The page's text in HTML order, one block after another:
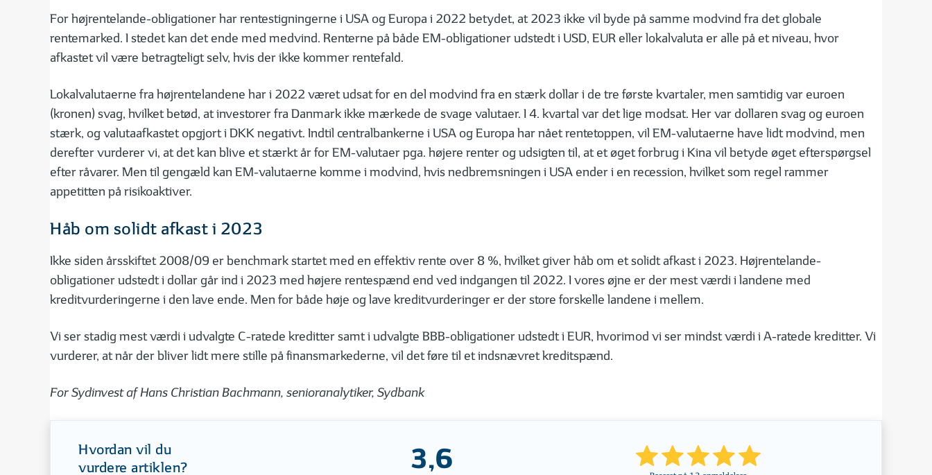
For højrentelande-obligationer har rentestigningerne i USA og Europa i 2022 betydet, at 2023 ikke vil byde på samme modvind fra det globale
rentemarked. I stedet kan det ende med medvind. Renterne på både EM-obligationer udstedt i USD, EUR eller lokalvaluta er alle på et niveau, hvor
afkastet vil være betragteligt selv, hvis der ikke kommer rentefald.
Lokalvalutaerne fra højrentelandene har i 2022 været udsat for en del modvind fra en stærk dollar i de tre første kvartaler, men samtidig var euroen
(kronen) svag, hvilket betød, at investorer fra Danmark ikke mærkede de svage valutaer. I 4. kvartal var det lige modsat. Her var dollaren svag og euroen
stærk, og valutaafkastet opgjort i DKK negativt. Indtil centralbankerne i USA og Europa har nået rentetoppen, vil EM-valutaerne have lidt modvind, men
derefter vurderer vi, at det kan blive et stærkt år for EM-valutaer pga. højere renter og udsigten til, at et øget forbrug i Kina vil betyde øget efterspørgsel
efter råvarer. Men til gengæld kan EM-valutaerne komme i modvind, hvis nedbremsningen i USA ender i en recession, hvilket som regel rammer
appetitten på risikoaktiver.
Håb om solidt afkast i 2023
Ikke siden årsskiftet 2008/09 er benchmark startet med en effektiv rente over 8 %, hvilket giver håb om et solidt afkast i 2023. Højrentelande-
obligationer udstedt i dollar går ind i 2023 med højere rentespænd end ved indgangen til 2022. I vores øjne er der mest værdi i landene med
kreditvurderingerne i den lave ende. Men for både høje og lave kreditvurderinger er der store forskelle landene i mellem.
Vi ser stadig mest værdi i udvalgte C-ratede kreditter samt i udvalgte BBB-obligationer udstedt i EUR, hvorimod vi ser mindst værdi i A-ratede kreditter. Vi
vurderer, at når der bliver lidt mere stille på finansmarkederne, vil det føre til et indsnævret kreditspænd.
For Sydinvest af Hans Christian Bachmann, senioranalytiker, Sydbank
Hvordan vil du
vurdere artiklen?
3,6